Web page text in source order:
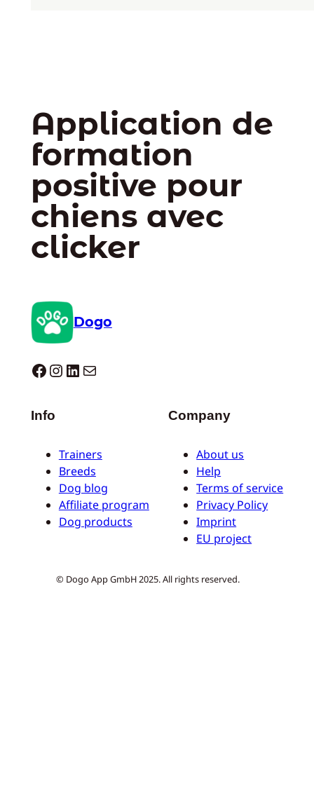
Application de
formation
positive pour
chiens avec
clicker
Dogo
Dogo facebook InstagramLinkedIn E-mail
Info
Trainers
Breeds
Dog blog
Affiliate program
Dog products
Company
About us
Help
Terms of service
Privacy Policy
Imprint
EU project
© Dogo App GmbH 2025. All rights reserved.